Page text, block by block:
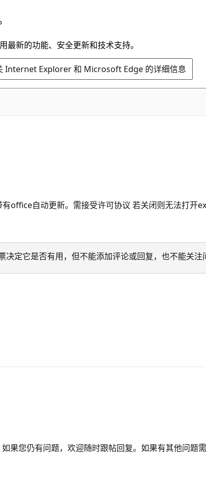
新的功能、安全更新和技术支持。
Internet Explorer 和 Microsoft Edge 的详细信息
office自动更新。需接受许可协议 若关闭则无法打开
定它是否有用，但不能添加评论或回复，也不能关注
果您仍有问题，欢迎随时跟帖回复。如果有其他问题